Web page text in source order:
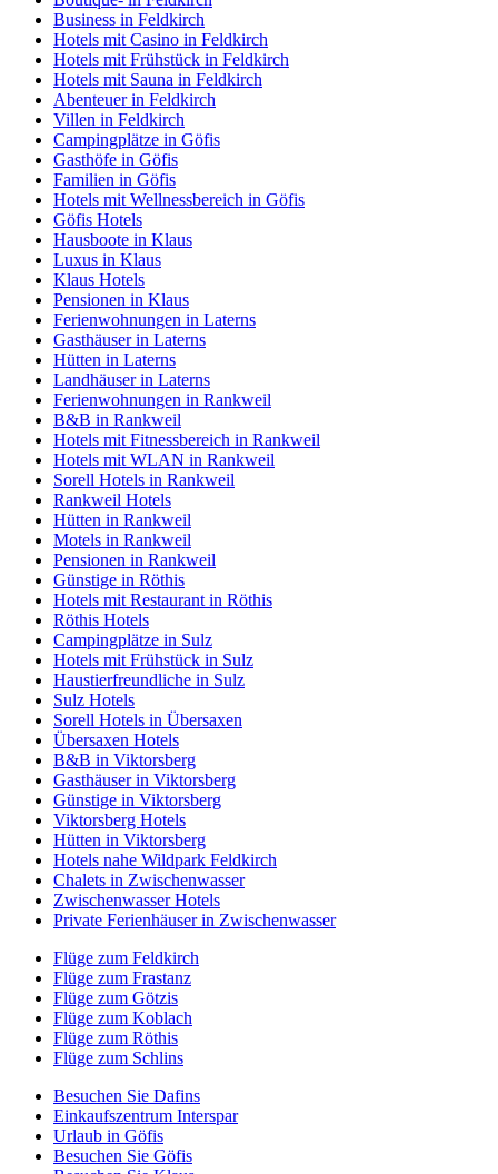
Business in Feldkirch
Hotels mit Casino in Feldkirch
Hotels mit Frühstück in Feldkirch
Hotels mit Sauna in Feldkirch
Abenteuer in Feldkirch
Villen in Feldkirch
Campingplätze in Göfis
Gasthöfe in Göfis
Familien in Göfis
Hotels mit Wellnessbereich in Göfis
Göfis Hotels
Hausboote in Klaus
Luxus in Klaus
Klaus Hotels
Pensionen in Klaus
Ferienwohnungen in Laterns
Gasthäuser in Laterns
Hütten in Laterns
Landhäuser in Laterns
Ferienwohnungen in Rankweil
B&B in Rankweil
Hotels mit Fitnessbereich in Rankweil
Hotels mit WLAN in Rankweil
Sorell Hotels in Rankweil
Rankweil Hotels
Hütten in Rankweil
Motels in Rankweil
Pensionen in Rankweil
Günstige in Röthis
Hotels mit Restaurant in Röthis
Röthis Hotels
Campingplätze in Sulz
Hotels mit Frühstück in Sulz
Haustierfreundliche in Sulz
Sulz Hotels
Sorell Hotels in Übersaxen
Übersaxen Hotels
B&B in Viktorsberg
Gasthäuser in Viktorsberg
Günstige in Viktorsberg
Viktorsberg Hotels
Hütten in Viktorsberg
Hotels nahe Wildpark Feldkirch
Chalets in Zwischenwasser
Zwischenwasser Hotels
Private Ferienhäuser in Zwischenwasser
Flüge zum Feldkirch
Flüge zum Frastanz
Flüge zum Götzis
Flüge zum Koblach
Flüge zum Röthis
Flüge zum Schlins
Besuchen Sie Dafins
Einkaufszentrum Interspar
Urlaub in Göfis
Besuchen Sie Göfis